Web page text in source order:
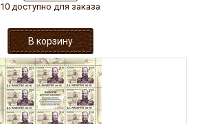
10 доступно для заказа